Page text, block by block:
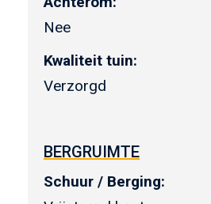
Nee
Kwaliteit tuin:
Verzorgd
BERGRUIMTE
Schuur / Berging: